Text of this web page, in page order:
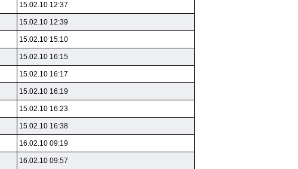
15.02.10 12:37
15.02.10 12:39
15.02.10 15:10
15.02.10 16:15
15.02.10 16:17
15.02.10 16:19
15.02.10 16:23
15.02.10 16:38
16.02.10 09:19
16.02.10 09:57